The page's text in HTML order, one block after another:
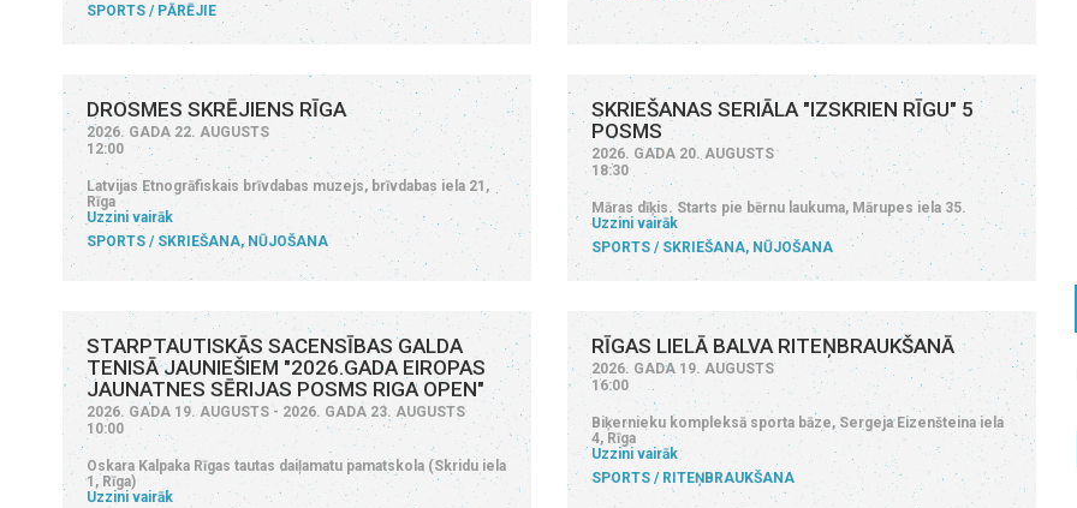
SPORTS
PĀRĒJIE
DROSMES SKRĒJIENS RĪGA
2026. GADA 22. AUGUSTS
12:00
Latvijas Etnogrāfiskais brīvdabas muzejs, brīvdabas iela 21,
Rīga
Uzzini vairāk
SPORTS
SKRIEŠANA, NŪJOŠANA
SKRIEŠANAS SERIĀLA "IZSKRIEN RĪGU" 5
POSMS
2026. GADA 20. AUGUSTS
18:30
Māras dīķis. Starts pie bērnu laukuma, Mārupes iela 35.
Uzzini vairāk
SPORTS
SKRIEŠANA, NŪJOŠANA
STARPTAUTISKĀS SACENSĪBAS GALDA
TENISĀ JAUNIEŠIEM "2026.GADA EIROPAS
JAUNATNES SĒRIJAS POSMS RIGA OPEN"
2026. GADA 19. AUGUSTS - 2026. GADA 23. AUGUSTS
10:00
Oskara Kalpaka Rīgas tautas daiļamatu pamatskola (Skridu iela
1, Rīga)
Uzzini vairāk
RĪGAS LIELĀ BALVA RITEŅBRAUKŠANĀ
2026. GADA 19. AUGUSTS
16:00
Biķernieku kompleksā sporta bāze, Sergeja Eizenšteina iela
4, Rīga
Uzzini vairāk
SPORTS
RITEŅBRAUKŠANA